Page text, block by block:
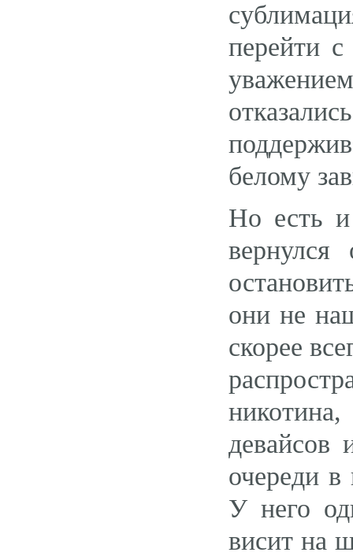
перейти
белому
Но есть
они не
скорее
очереди
У него
висит на